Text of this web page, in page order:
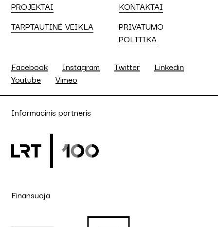
PROJEKTAI
TARPTAUTINĖ VEIKLA
KONTAKTAI
PRIVATUMO
POLITIKA
Facebook Instagram Twitter
Linkedin
Youtube
Vimeo
Informacinis partneris
Finansuoja